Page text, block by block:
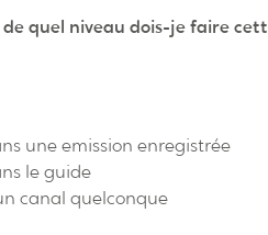
quel niveau dois-je faire
une emission enregistrée
le guide
canal quelconque